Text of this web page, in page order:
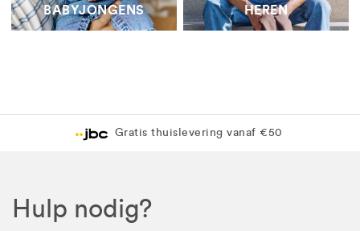
BABYJONGENS HEREN
Gratis thuislevering vanaf €50
Hulp nodig?